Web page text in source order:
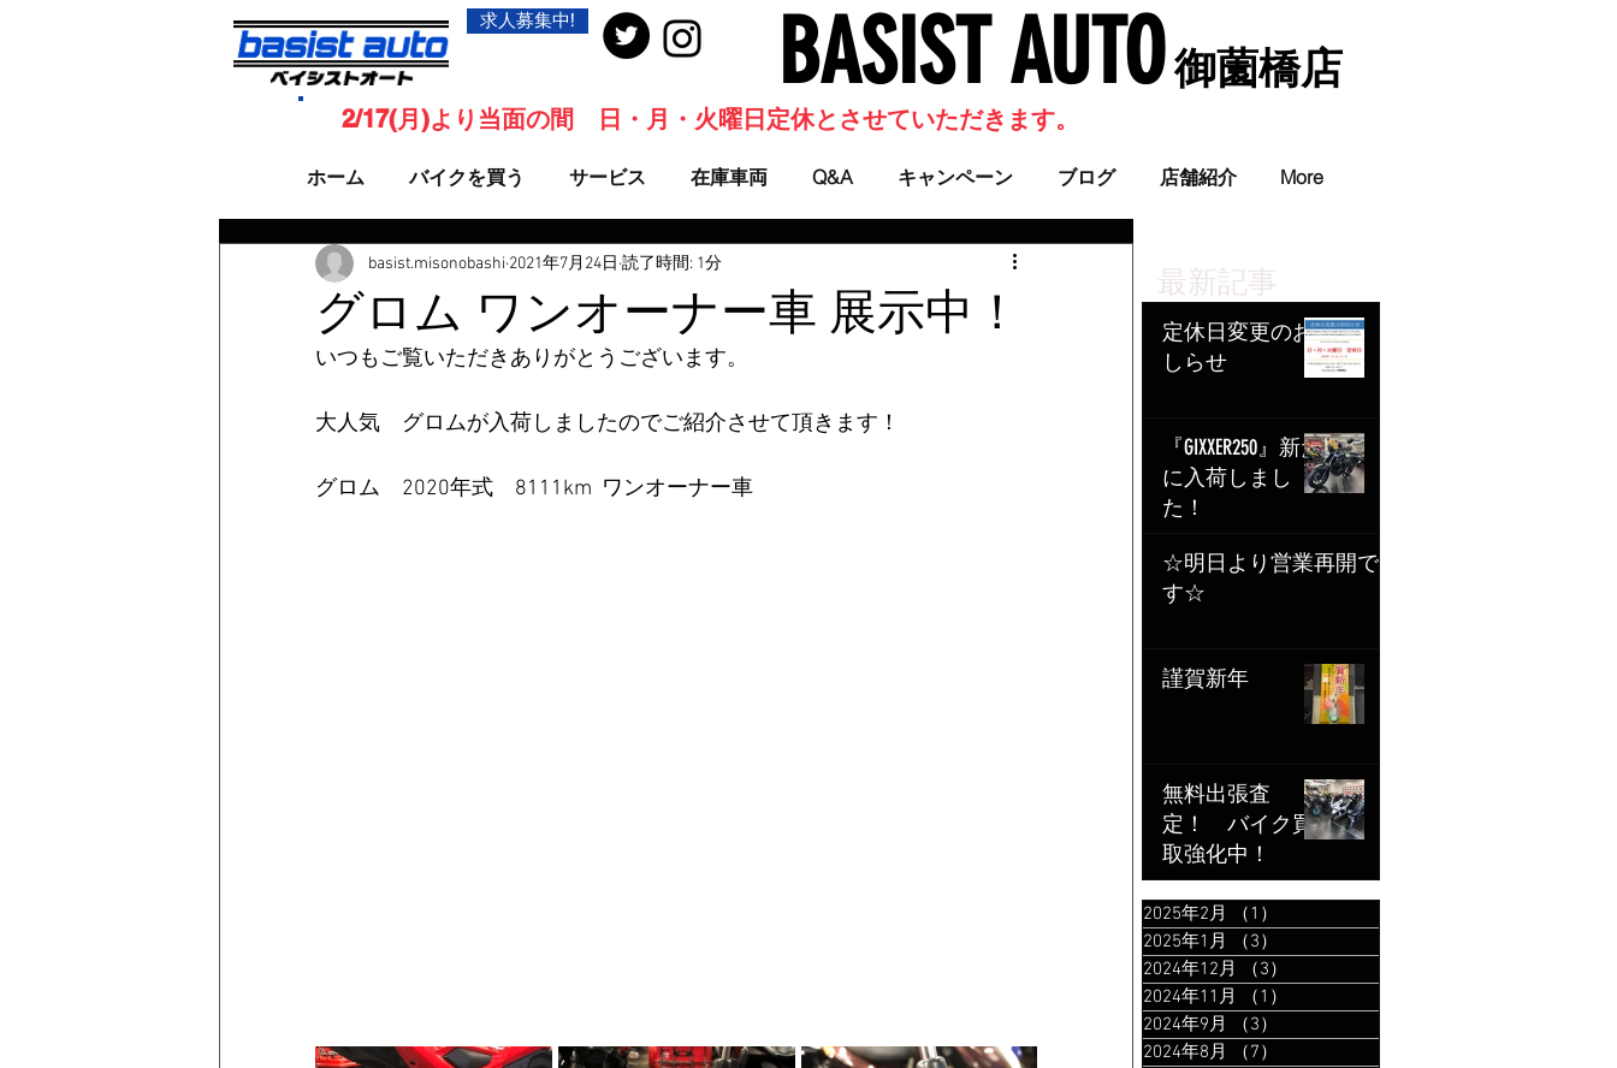
求人募集中! BASIST AUTO​ 御薗橋店
ホーム バイクを買う サービス 在庫車両 Q&A キャンペーン ブログ 店舗紹介 More
2/17(月)より当面の間 日・月・火曜日定休とさせていただきます。
最新記事
定休日変更のお
しらせ
『GIXXER250』新た
に入荷しまし
た！
☆明日より営業再開で
す☆
謹賀新年
無料出張査
定！ バイク買
取強化中！
2025年2月 （1）
2025年1月
（3）
2024年12月
（3）
2024年11月
（1）
2024年9月
（3）
2024年8月
（7）
グロム ワンオーナー車 展示中！
basist.misonobashi 2021年7月24日 読了時間: 1分
いつもご覧いただきありがとうございます。
大人気　グロムが入荷しましたのでご紹介させて頂きます！
グロム　2020年式　8111km  ワンオーナー車